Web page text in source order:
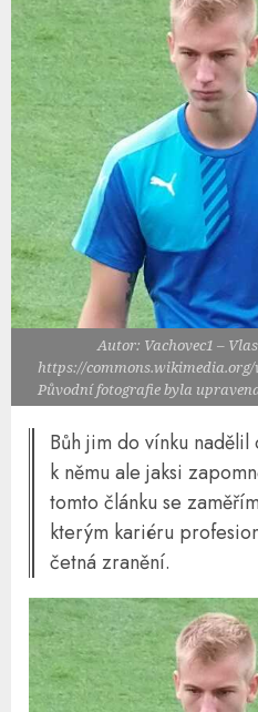
Autor: Vachovec1 –
https://
Původní fotografie byla
Bůh jim do vínku
k němu ale jaksi
tomto článku se
kterým kariéru
četná zranění.